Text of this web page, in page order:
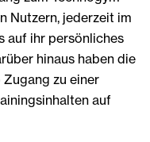
Nutzern, jederzeit im
auf ihr persönliches
hinaus haben die
zu einer
auf